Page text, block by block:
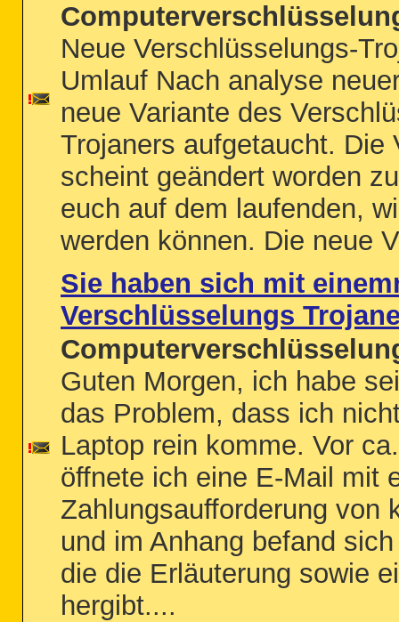
Neue Verschlüsselungs-
Umlauf Nach analyse
neue Variante des
Trojaners aufgetaucht. Die
scheint geändert worden
euch auf dem laufenden,
werden können. Die neue
Sie haben sich mit
Verschlüsselungs
Guten Morgen, ich habe
das Problem, dass ich
Laptop rein komme. Vor
öffnete ich eine E-Mail mit
Zahlungsaufforderung von
und im Anhang befand
die die Erläuterung sowie
hergibt....